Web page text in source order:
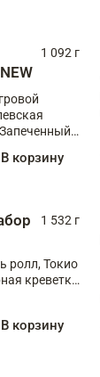
1 092 г
Хот
В корзину
1 532 г
ролл, Токио
креветка
В корзину